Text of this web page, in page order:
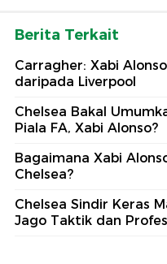
Berita Terkait
Carragher: Xabi
daripada Liverpool
Chelsea Bakal
Piala FA, Xabi Alonso?
Bagaimana Xabi
Chelsea?
Chelsea Sindir Keras
Jago Taktik dan